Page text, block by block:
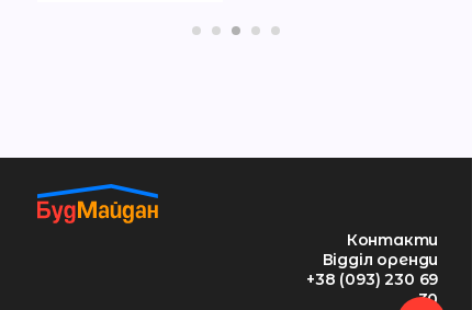
Контакти
Відділ оренди
+38 (093) 230 69
30